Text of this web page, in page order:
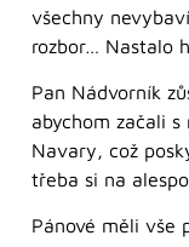
všechny
rozbor… Nastalo
Pan Nádvorník
abychom začali
Navary, což
třeba si na
Pánové měli vše